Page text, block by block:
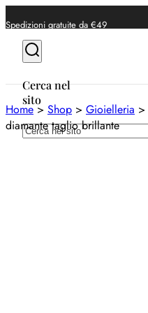
Spedizioni gratuite da €49
Cerca nel
sito
Cerca
Home> Shop > Gioielleria >
diamante taglio brillante